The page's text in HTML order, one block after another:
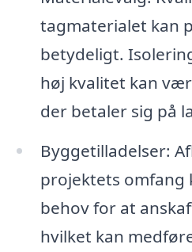
tagmaterialet kan
betydeligt.
høj kvalitet kan
der betaler sig på
Byggetilladelser:
projektets omfang
behov for at
hvilket kan